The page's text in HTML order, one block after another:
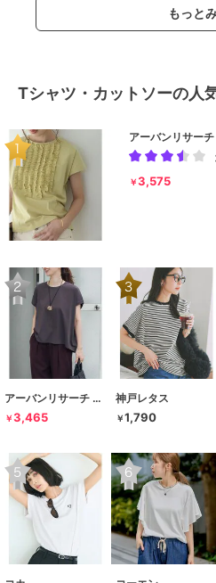
もっと
Tシャツ・カットソーの人
アーバンリサー
￥3,575
アーバンリサーチ ドアーズ
￥3,465
神戸レタス
￥1,790